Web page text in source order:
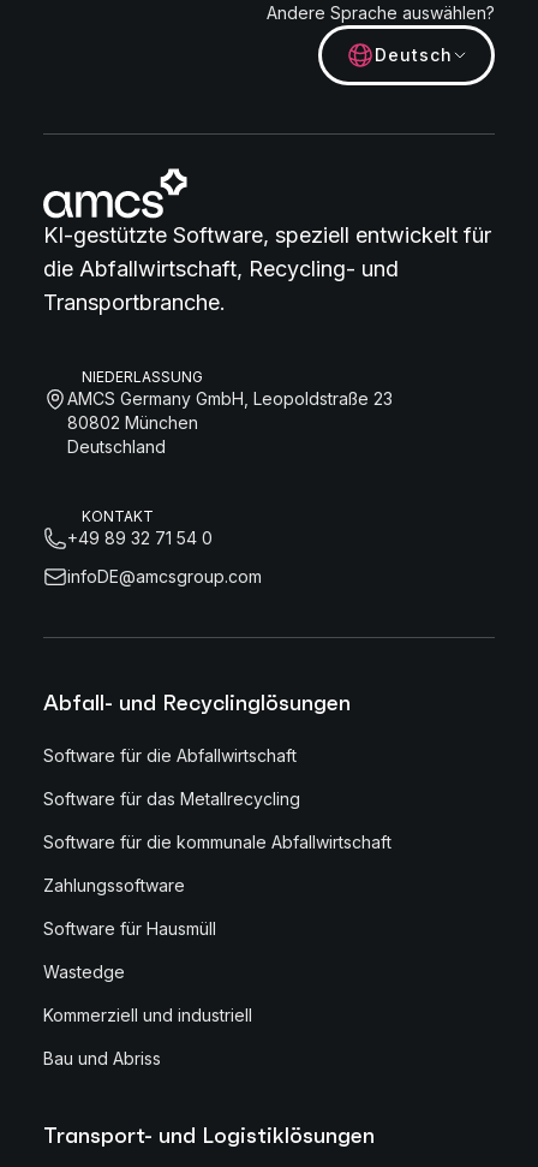
Andere Sprache auswählen?
Deutsch
KI-gestützte Software, speziell entwickelt für
die Abfallwirtschaft, Recycling- und
Transportbranche.
NIEDERLASSUNG
AMCS Germany GmbH, Leopoldstraße 23
80802 München
Deutschland
KONTAKT
+49 89 32 71 54 0
infoDE@amcsgroup.com
Abfall- und Recyclinglösungen
Software für die Abfallwirtschaft
Software für das Metallrecycling
Software für die kommunale Abfallwirtschaft
Zahlungssoftware
Software für Hausmüll
Wastedge
Kommerziell und industriell
Bau und Abriss
Transport- und Logistiklösungen